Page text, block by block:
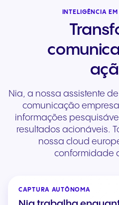
INTELIGÊNCIA
Nia, a nossa assistente
comunicação
informações
resultados acionáveis.
nossa cloud
conformidade
CAPTURA AUTÔNOMA